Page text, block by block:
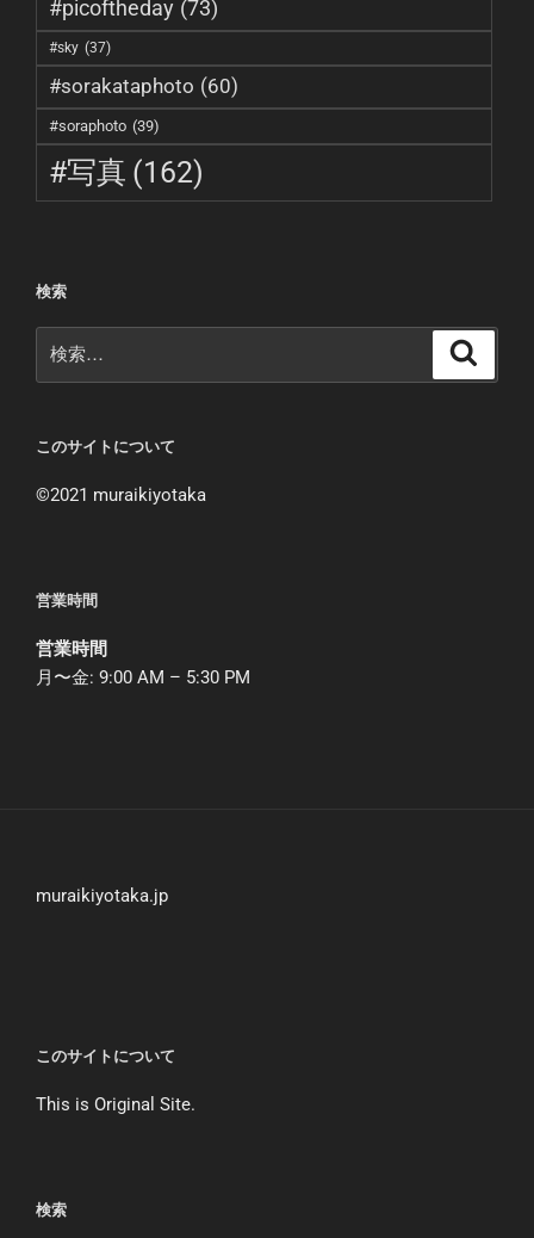
#picoftheday (73)
#sky (37)
#sorakataphoto (60)
#soraphoto (39)
#写真 (162)
検索
索:
このサイトについて
©︎2021 muraikiyotaka
営業時間
営業時間
月〜金: 9:00 AM – 5:30 PM
muraikiyotaka.jp
このサイトについて
This is Original Site.
検索